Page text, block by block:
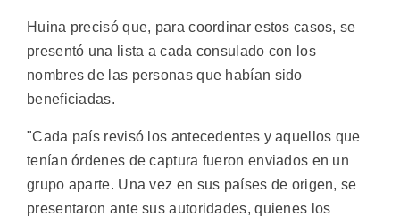
Huina precisó que, para coordinar estos casos, se
presentó una lista a cada consulado con los
nombres de las personas que habían sido
beneficiadas.
"Cada país revisó los antecedentes y aquellos que
tenían órdenes de captura fueron enviados en un
grupo aparte. Una vez en sus países de origen, se
presentaron ante sus autoridades, quienes los